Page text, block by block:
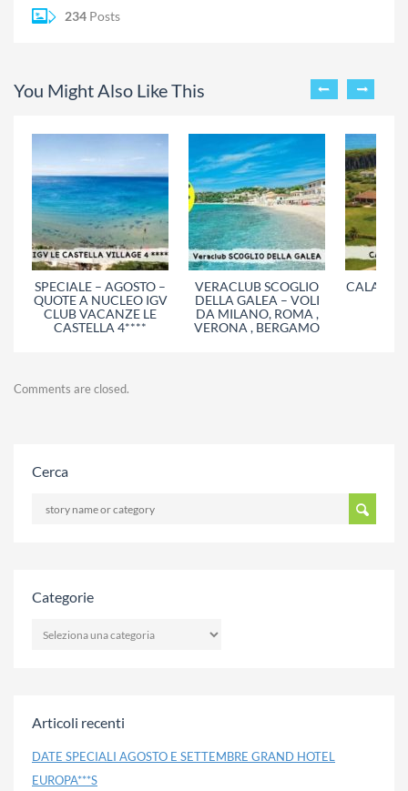
234 Posts
You Might Also Like This
SPECIALE – AGOSTO –
QUOTE A NUCLEO IGV
CLUB VACANZE LE
CASTELLA 4****
VERACLUB SCOGLIO
DELLA GALEA – VOLI
DA MILANO, ROMA ,
VERONA , BERGAMO
Comments are closed.
Cerca
Categorie
Articoli recenti
DATE SPECIALI AGOSTO E SETTEMBRE GRAND HOTEL
EUROPA***S